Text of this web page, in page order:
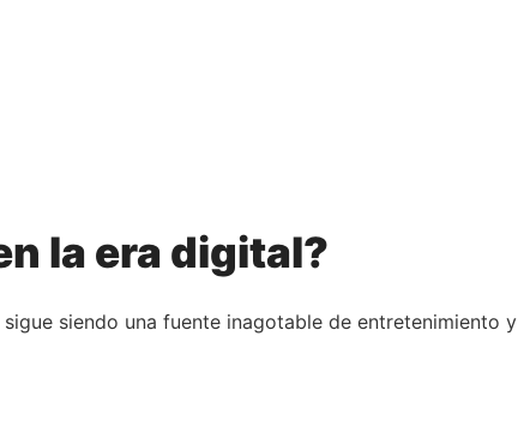
la era digital?
siendo una fuente inagotable de entretenimiento y